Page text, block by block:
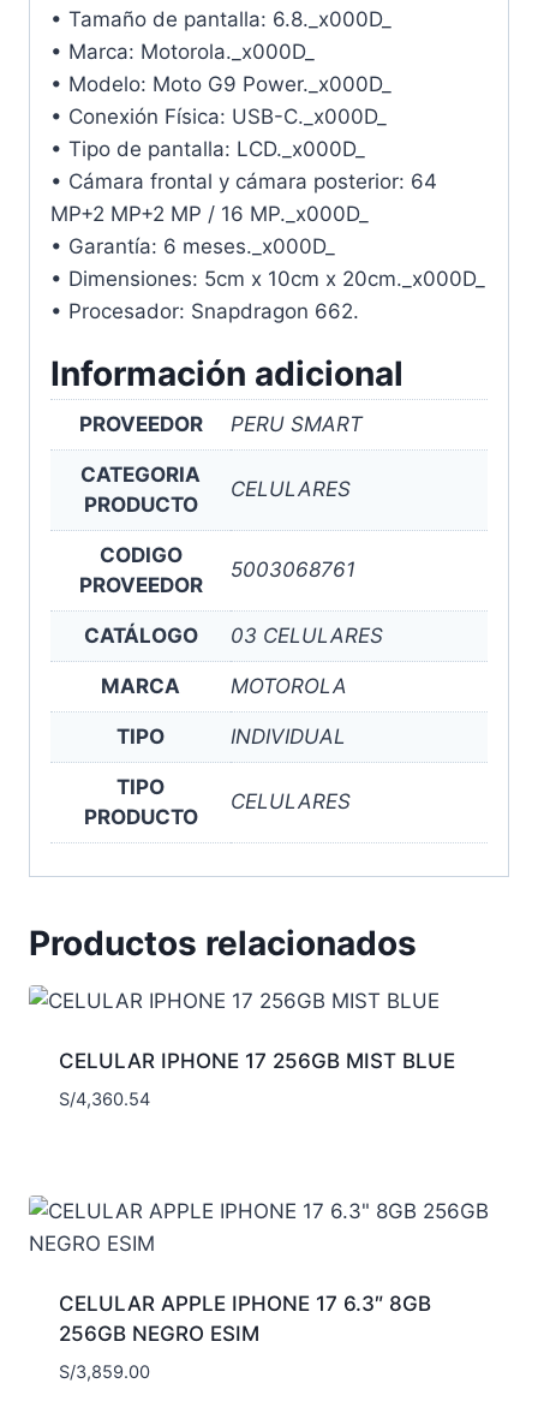
• Tamaño de pantalla: 6.8._x000D_
• Marca: Motorola._x000D_
• Modelo: Moto G9 Power._x000D_
• Conexión Física: USB-C._x000D_
• Tipo de pantalla: LCD._x000D_
• Cámara frontal y cámara posterior: 64
MP+2 MP+2 MP / 16 MP._x000D_
• Garantía: 6 meses._x000D_
• Dimensiones: 5cm x 10cm x 20cm._x000D_
• Procesador: Snapdragon 662.
Información adicional
PROVEEDOR PERU SMART
CATEGORIA
PRODUCTO
CELULARES
CODIGO
PROVEEDOR
5003068761
CATÁLOGO 03 CELULARES
MARCA MOTOROLA
TIPO INDIVIDUAL
TIPO
PRODUCTO
CELULARES
Productos relacionados
CELULAR IPHONE 17 256GB MIST BLUE
S/4,360.54
CELULAR APPLE IPHONE 17 6.3″ 8GB
256GB NEGRO ESIM
S/3,859.00